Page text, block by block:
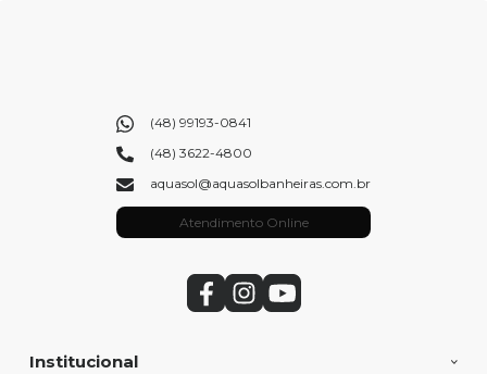
Institucional
(48) 99193-0841
(48) 3622-4800
aquasol@aquasolbanheiras.com.br
Atendimento Online